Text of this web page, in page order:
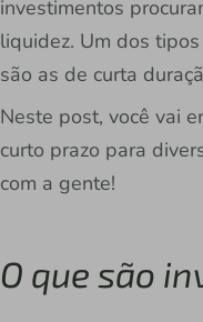
investimentos
liquidez. Um dos
são as de curta
Neste post, você vai
curto prazo para
com a gente!
O que são